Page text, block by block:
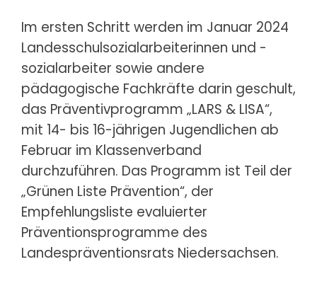
Im ersten Schritt werden im Januar 2024
Landesschulsozialarbeiterinnen und -
sozialarbeiter sowie andere
pädagogische Fachkräfte darin geschult,
das Präventivprogramm „LARS & LISA“,
mit 14- bis 16-jährigen Jugendlichen ab
Februar im Klassenverband
durchzuführen. Das Programm ist Teil der
„Grünen Liste Prävention“, der
Empfehlungsliste evaluierter
Präventionsprogramme des
Landespräventionsrats Niedersachsen.